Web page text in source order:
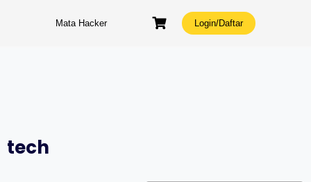
Mata Hacker Login/Daftar
tech